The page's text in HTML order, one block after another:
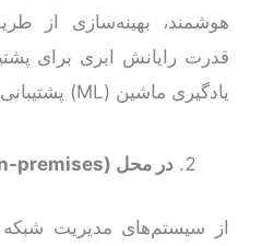
هوشمند، بهینه‌سازی از
قدرت رایانش ابری برای
یادگیری ماشین (ML) پشتیبانی می‌کنند.
در محل (premises